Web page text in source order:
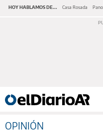
HOY HABLAMOS DE... Casa Rosada
OPINIÓN